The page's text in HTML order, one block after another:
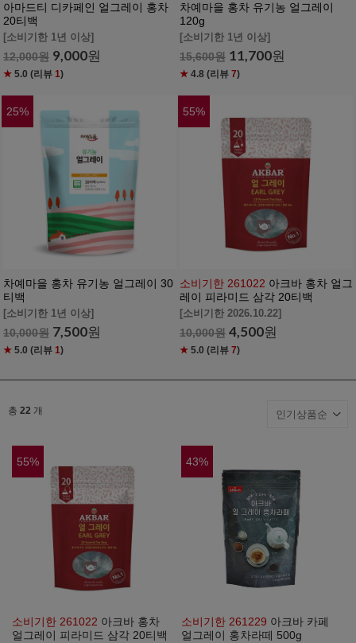
아마드티 디카페인 얼그레이 홍차
20티백
[소비기한 1년 이상]
12,000원 9,000원
★ 5.0 (리뷰 1)
차예마을 홍차 유기농 얼그레이
120g
[소비기한 1년 이상]
15,600원 11,700원
★ 4.8 (리뷰 7)
25%
차예마을 홍차 유기농 얼그레이 30
티백
[소비기한 1년 이상]
10,000원 7,500원
★ 5.0 (리뷰 1)
55%
소비기한 261022 아크바 홍차 얼그
레이 피라미드 삼각 20티백
[소비기한 2026.10.22]
10,000원 4,500원
★ 5.0 (리뷰 7)
총 22 개
55%
소비기한 261022 아크바 홍차
얼그레이 피라미드 삼각 20티백
43%
소비기한 261229 아크바 카페
얼그레이 홍차라떼 500g